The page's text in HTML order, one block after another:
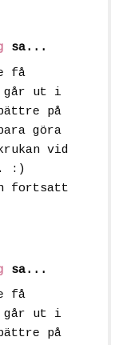
sa...
få
går ut i
på
göra
vid
:)
fortsatt
sa...
få
går ut i
på